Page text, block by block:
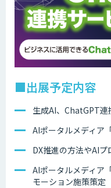
■出展予定内容
生成AI、ChatGPT連
AIポータルメディア
DX推進の方法やAI
AIポータルメディア
モーション施策策定